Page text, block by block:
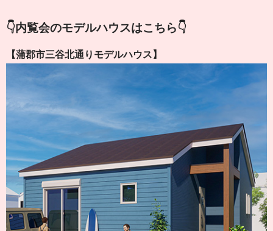
👇内覧会のモデルハウスはこちら👇
【蒲郡市三谷北通りモデルハウス】